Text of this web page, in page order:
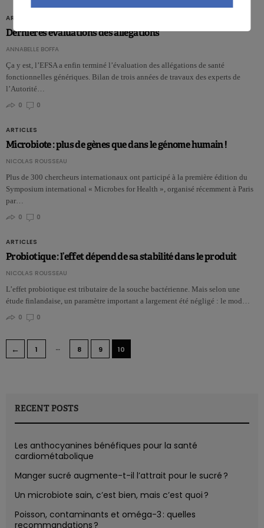
ARTICLES
Dernières évaluations des allégations
ANNABELLE BOFFA
Ça y est, l’EFSA a enfin terminé l’évaluation des allégations de santé
fonctionnelles génériques. Bilan de trois années de travaux des experts de
l’Autorité…
0
0
ARTICLES
Microbiote : plus de gènes que dans le génome humain !
NICOLAS ROUSSEAU
Plus de 300 chercheurs internationaux ont participé à la première édition du
Symposium international « Microbes for Health », organisé récemment à Paris
par…
0
0
ARTICLES
Probiotique : l’effet dépend de sa stabilité dans le produit
NICOLAS ROUSSEAU
L’effet probiotique est tributaire de la souche bactérienne. Mais selon une
étude finlandaise, un paramètre important a largement été négligé : le mod…
0
0
← 1 … 8 9 10
RECENT POSTS
Les anthocyanines bénéfiques pour la santé
cardiométabolique
Manger sucré augmente-t-il l’attrait pour le sucré ?
Un microbiote sain, c’est bien, mais c’est quoi ?
Poisson, contaminants et oméga-3 : quelles
recommandations ?